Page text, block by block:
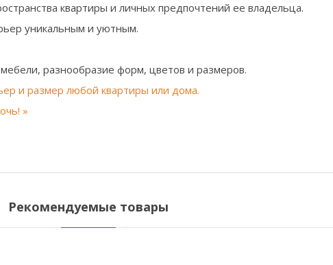
квартиры и личных предпочтений ее владельца.
уникальным и уютным.
разнообразие форм, цветов и размеров.
и размер любой квартиры или дома.
»
Рекомендуемые товары